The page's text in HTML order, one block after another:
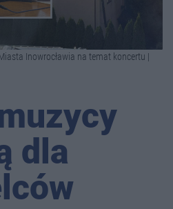
Inowrocławia na temat koncertu |
dla